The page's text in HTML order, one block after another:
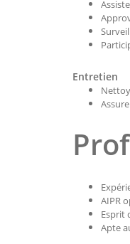
Entretien
AIPR
Esprit
Apte